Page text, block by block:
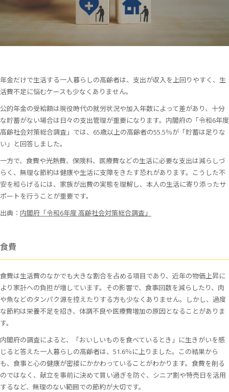
年金だけで生活する一人暮らしの高齢者は、支出が収入を上回りやすく、生
活費不足に悩むケースも少なくありません。
公的年金の受給額は現役時代の就労状況や加入年数によって差があり、十分
な貯蓄がない場合は日々の支出管理が重要になります。内閣府の「令和6年度
高齢社会対策総合調査」では、65歳以上の高齢者の55.5％が「貯蓄は足りな
い」と回答しました。
一方で、食費や光熱費、保険料、医療費などの生活に必要な支出は減らしづ
らく、無理な節約は健康や生活に支障をきたす恐れがあります。こうした不
安を和らげるには、家族が出費の実態を理解し、本人の生活に寄り添ったサ
ポートを行うことが重要です。
出典： 内閣府「令和6年度 高齢社会対策総合調査」
食費
食費は生活費のなかでも大きな割合を占める項目であり、近年の物価上昇に
より家計への負担が増しています。その影響で、食事回数を減らしたり、肉
や魚などのタンパク源を控えたりする方も少なくありません。しかし、過度
な節約は栄養不足を招き、体調不良や医療費増加の原因となることがありま
す。
内閣府の調査によると、「おいしいものを食べているとき」に生きがいを感
じると答えた一人暮らしの高齢者は、51.6％に上りました。この結果から
も、食事と心の健康が密接にかかわっていることがわかります。食費を削る
のではなく、献立を事前に決めて買い過ぎを防ぐ、シニア割や特売日を活用
するなど、無理のない範囲での節約が大切です。